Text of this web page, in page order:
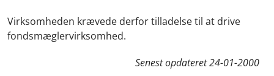
Virksomheden krævede derfor tilladelse til at drive
fondsmæglervirksomhed.
Senest opdateret24-01-2000